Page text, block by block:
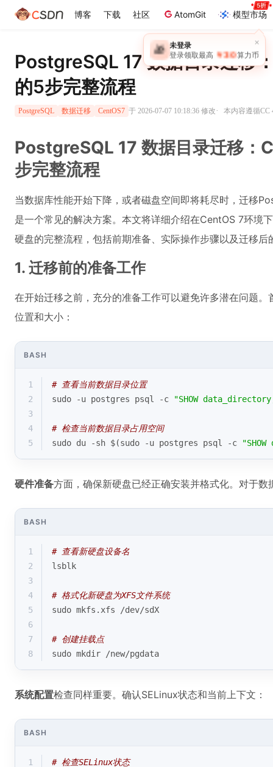
博客 下载 社区 AtomGit 模型市场
×
🎁 未登录
登录领取最高 ￥30 算力币
PostgreSQL 17 数据目录迁移
的5步完整流程
PostgreSQL 数据迁移 CentOS7 于 2026-07-07 10:18:36 修改· 本内容遵循CC
PostgreSQL 17 数据目录迁移：
步完整流程
当数据库性能开始下降，或者磁盘空间即将耗尽时，迁移
是一个常见的解决方案。本文将详细介绍在CentOS 7环境
硬盘的完整流程，包括前期准备、实际操作步骤以及迁移后
1. 迁移前的准备工作
在开始迁移之前，充分的准备工作可以避免许多潜在问题
位置和大小：
BASH
1
# 查看当前数据目录位置
2
sudo -u postgres psql -c
"SHOW
3
4
# 检查当前数据目录占用空间
5
sudo du -sh $(sudo -u postgres psql -c
硬件准备方面，确保新硬盘已经正确安装并格式化。对于
BASH
1
# 查看新硬盘设备名
2
lsblk
3
4
# 格式化新硬盘为XFS文件系统
5
sudo mkfs.xfs /dev/sdX
6
7
# 创建挂载点
8
sudo mkdir /new/pgdata
系统配置检查同样重要。确认SELinux状态和当前上下文：
BASH
1
# 检查SELinux状态